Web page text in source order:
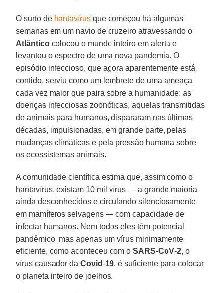
O surto de hantavírus que começou há algumas
semanas em um navio de cruzeiro atravessando o
Atlântico colocou o mundo inteiro em alerta e
levantou o espectro de uma nova pandemia. O
episódio infeccioso, que agora aparentemente está
contido, serviu como um lembrete de uma ameaça
cada vez maior que paira sobre a humanidade: as
doenças infecciosas zoonóticas, aquelas transmitidas
de animais para humanos, dispararam nas últimas
décadas, impulsionadas, em grande parte, pelas
mudanças climáticas e pela pressão humana sobre
os ecossistemas animais.
A comunidade científica estima que, assim como o
hantavírus, existam 10 mil vírus — a grande maioria
ainda desconhecidos e circulando silenciosamente
em mamíferos selvagens — com capacidade de
infectar humanos. Nem todos eles têm potencial
pandêmico, mas apenas um vírus minimamente
eficiente, como aconteceu com oSARS-CoV-2, o
vírus causador daCovid-19, é suficiente para colocar
o planeta inteiro de joelhos.